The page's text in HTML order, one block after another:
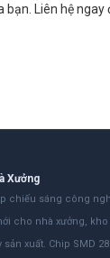
Liên hệ
Xưởng
chiếu sáng công
cho nhà xưởng, kho
sản xuất. Chip SMD